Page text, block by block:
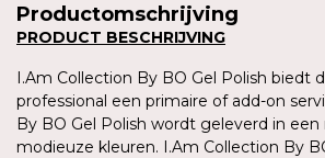
Productomschrijving
PRODUCT BESCHRIJVING
I.Am Collection By BO Gel Polish biedt
professional een primaire of add-on
By BO Gel Polish wordt geleverd in een
modieuze kleuren. I.Am Collection By